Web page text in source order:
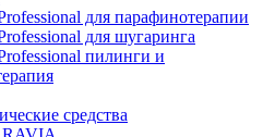
для парафинотерапии
для шугаринга
пилинги и
средства